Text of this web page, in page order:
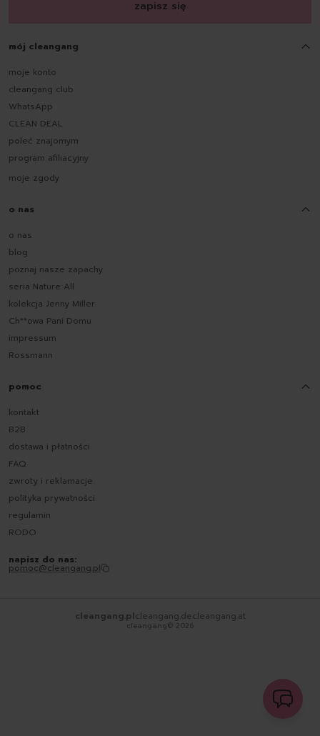
zapisz się
mój cleangang
moje konto
cleangang club
WhatsApp
CLEAN DEAL
poleć znajomym
program afiliacyjny
moje zgody
o nas
o nas
blog
poznaj nasze zapachy
seria Nature All
kolekcja Jenny Miller
Ch**owa Pani Domu
impressum
Rossmann
pomoc
kontakt
B2B
dostawa i płatności
FAQ
zwroty i reklamacje
polityka prywatności
regulamin
RODO
napisz do nas:
pomoc@cleangang.pl
cleangang.plcleangang.decleangang.at
cleangang© 2026
wyślij